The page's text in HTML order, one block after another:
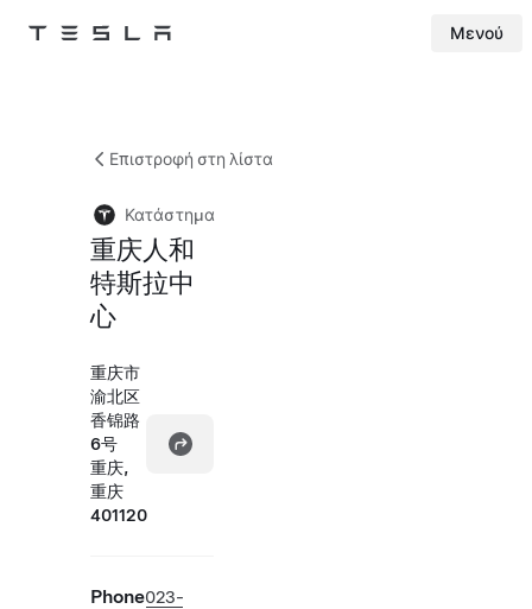
Tesla Μενού
Επιστροφή στη λίστα
Κατάστημα
重庆人和
特斯拉中
心
重庆市
渝北区
香锦路
6号
重庆,
重庆
401120
Phone023-